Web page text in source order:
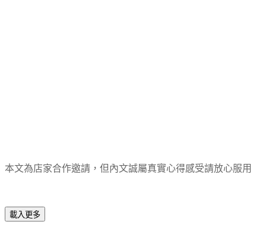
本文為店家合作邀請，但內文誠屬真實心得感受請放心服用
載入更多